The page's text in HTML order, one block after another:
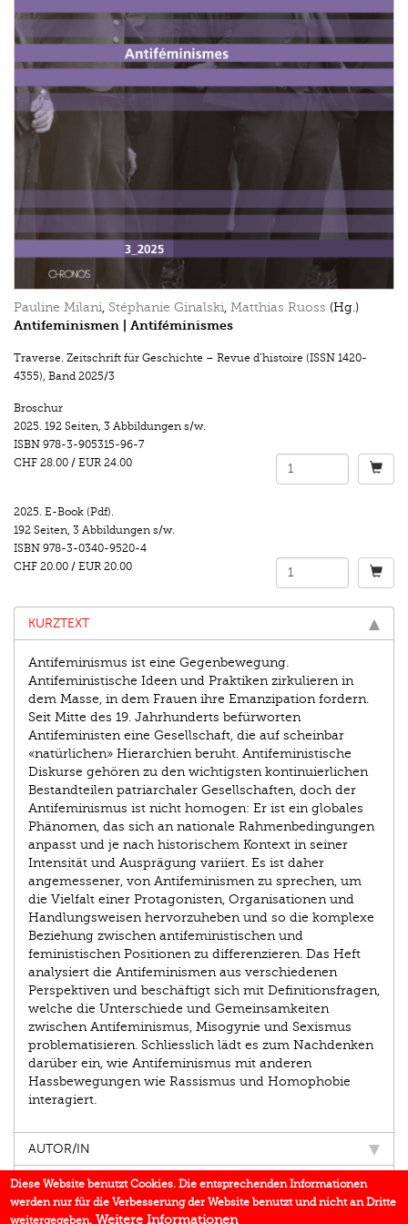
Pauline Milani Stéphanie Ginalski Matthias Ruoss (Hg.)
Antifeminismen | Antiféminismes
Traverse. Zeitschrift für Geschichte – Revue d’histoire (ISSN 1420-
4355), Band 2025/3
Broschur
2025. 192 Seiten, 3 Abbildungen s/w.
ISBN 978-3-905315-96-7
CHF 28.00 / EUR 24.00
2025. E-Book (Pdf).
192 Seiten, 3 Abbildungen s/w.
ISBN 978-3-0340-9520-4
CHF 20.00 / EUR 20.00
KURZTEXT
Antifeminismus ist eine Gegenbewegung.
Antifeministische Ideen und Praktiken zirkulieren in
dem Masse, in dem Frauen ihre Emanzipation fordern.
Seit Mitte des 19. Jahrhunderts befürworten
Antifeministen eine Gesellschaft, die auf scheinbar
«natürlichen» Hierarchien beruht. Antifeministische
Diskurse gehören zu den wichtigsten kontinuierlichen
Bestandteilen patriarchaler Gesellschaften, doch der
Antifeminismus ist nicht homogen: Er ist ein globales
Phänomen, das sich an nationale Rahmenbedingungen
anpasst und je nach historischem Kontext in seiner
Intensität und Ausprägung variiert. Es ist daher
angemessener, von Antifeminismen zu sprechen, um
die Vielfalt einer Protagonisten, Organisationen und
Handlungsweisen hervorzuheben und so die komplexe
Beziehung zwischen antifeministischen und
feministischen Positionen zu differenzieren. Das Heft
analysiert die Antifeminismen aus verschiedenen
Perspektiven und beschäftigt sich mit Definitionsfragen,
welche die Unterschiede und Gemeinsamkeiten
zwischen Antifeminismus, Misogynie und Sexismus
problematisieren. Schliesslich lädt es zum Nachdenken
darüber ein, wie Antifeminismus mit anderen
Hassbewegungen wie Rassismus und Homophobie
interagiert.
AUTOR/IN
EINBLICK
BUCHREIHE
Diese Website benutzt Cookies. Die entsprechenden Informationen
werden nur für die Verbesserung der Website benutzt und nicht an Dritte
weitergegeben. Weitere Informationen